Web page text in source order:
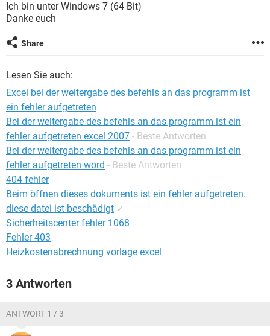
Ich bin unter Windows 7 (64 Bit)
Danke euch
Share
Lesen Sie auch:
Excel bei der weitergabe des befehls an das programm ist
ein fehler aufgetreten
Bei der weitergabe des befehls an das programm ist ein
fehler aufgetreten excel 2007 - Beste Antworten
Bei der weitergabe des befehls an das programm ist ein
fehler aufgetreten word - Beste Antworten
404 fehler
Beim öffnen dieses dokuments ist ein fehler aufgetreten.
diese datei ist beschädigt ✓
Sicherheitscenter fehler 1068
Fehler 403
Heizkostenabrechnung vorlage excel
3 Antworten
ANTWORT 1 / 3